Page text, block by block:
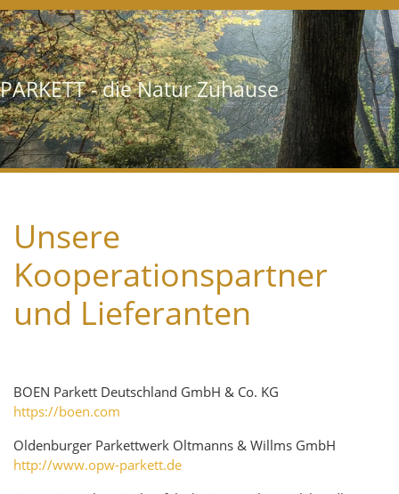
PARKETT - die Natur Zuhause
Unsere
Kooperationspartner
und Lieferanten
BOEN Parkett Deutschland GmbH & Co. KG
https://boen.com
Oldenburger Parkettwerk Oltmanns & Willms GmbH
http://www.opw-parkett.de